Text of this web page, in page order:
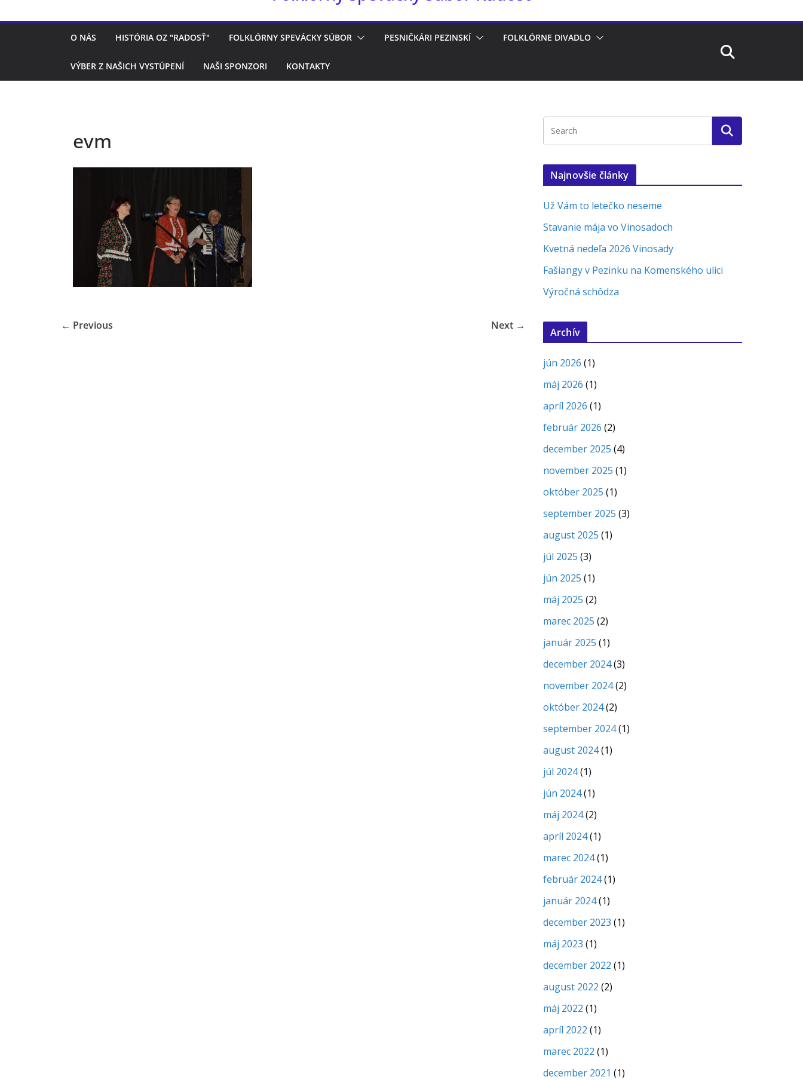
O NÁS HISTÓRIA OZ "RADOSŤ" FOLKLÓRNY SPEVÁCKY SÚBOR PESNIČKÁRI PEZINSKÍ FOLKLÓRNE DIVADLO
VÝBER Z NAŠICH VYSTÚPENÍ NAŠI SPONZORI KONTAKTY
evm
← Previous Next →
Najnovšie články
Už Vám to letečko neseme
Stavanie mája vo Vinosadoch
Kvetná nedeľa 2026 Vinosady
Fašiangy v Pezinku na Komenského ulici
Výročná schôdza
Archív
jún 2026 (1)
máj 2026 (1)
apríl 2026 (1)
február 2026 (2)
december 2025 (4)
november 2025 (1)
október 2025 (1)
september 2025 (3)
august 2025 (1)
júl 2025 (3)
jún 2025 (1)
máj 2025 (2)
marec 2025 (2)
január 2025 (1)
december 2024(3)
november 2024(2)
október 2024(2)
september 2024(1)
august 2024(1)
júl 2024(1)
jún 2024(1)
máj 2024(2)
apríl 2024(1)
marec 2024(1)
február 2024(1)
január 2024(1)
december 2023 (1)
máj 2023 (1)
december 2022 (1)
august 2022 (2)
máj 2022 (1)
apríl 2022 (1)
marec 2022 (1)
december 2021 (1)